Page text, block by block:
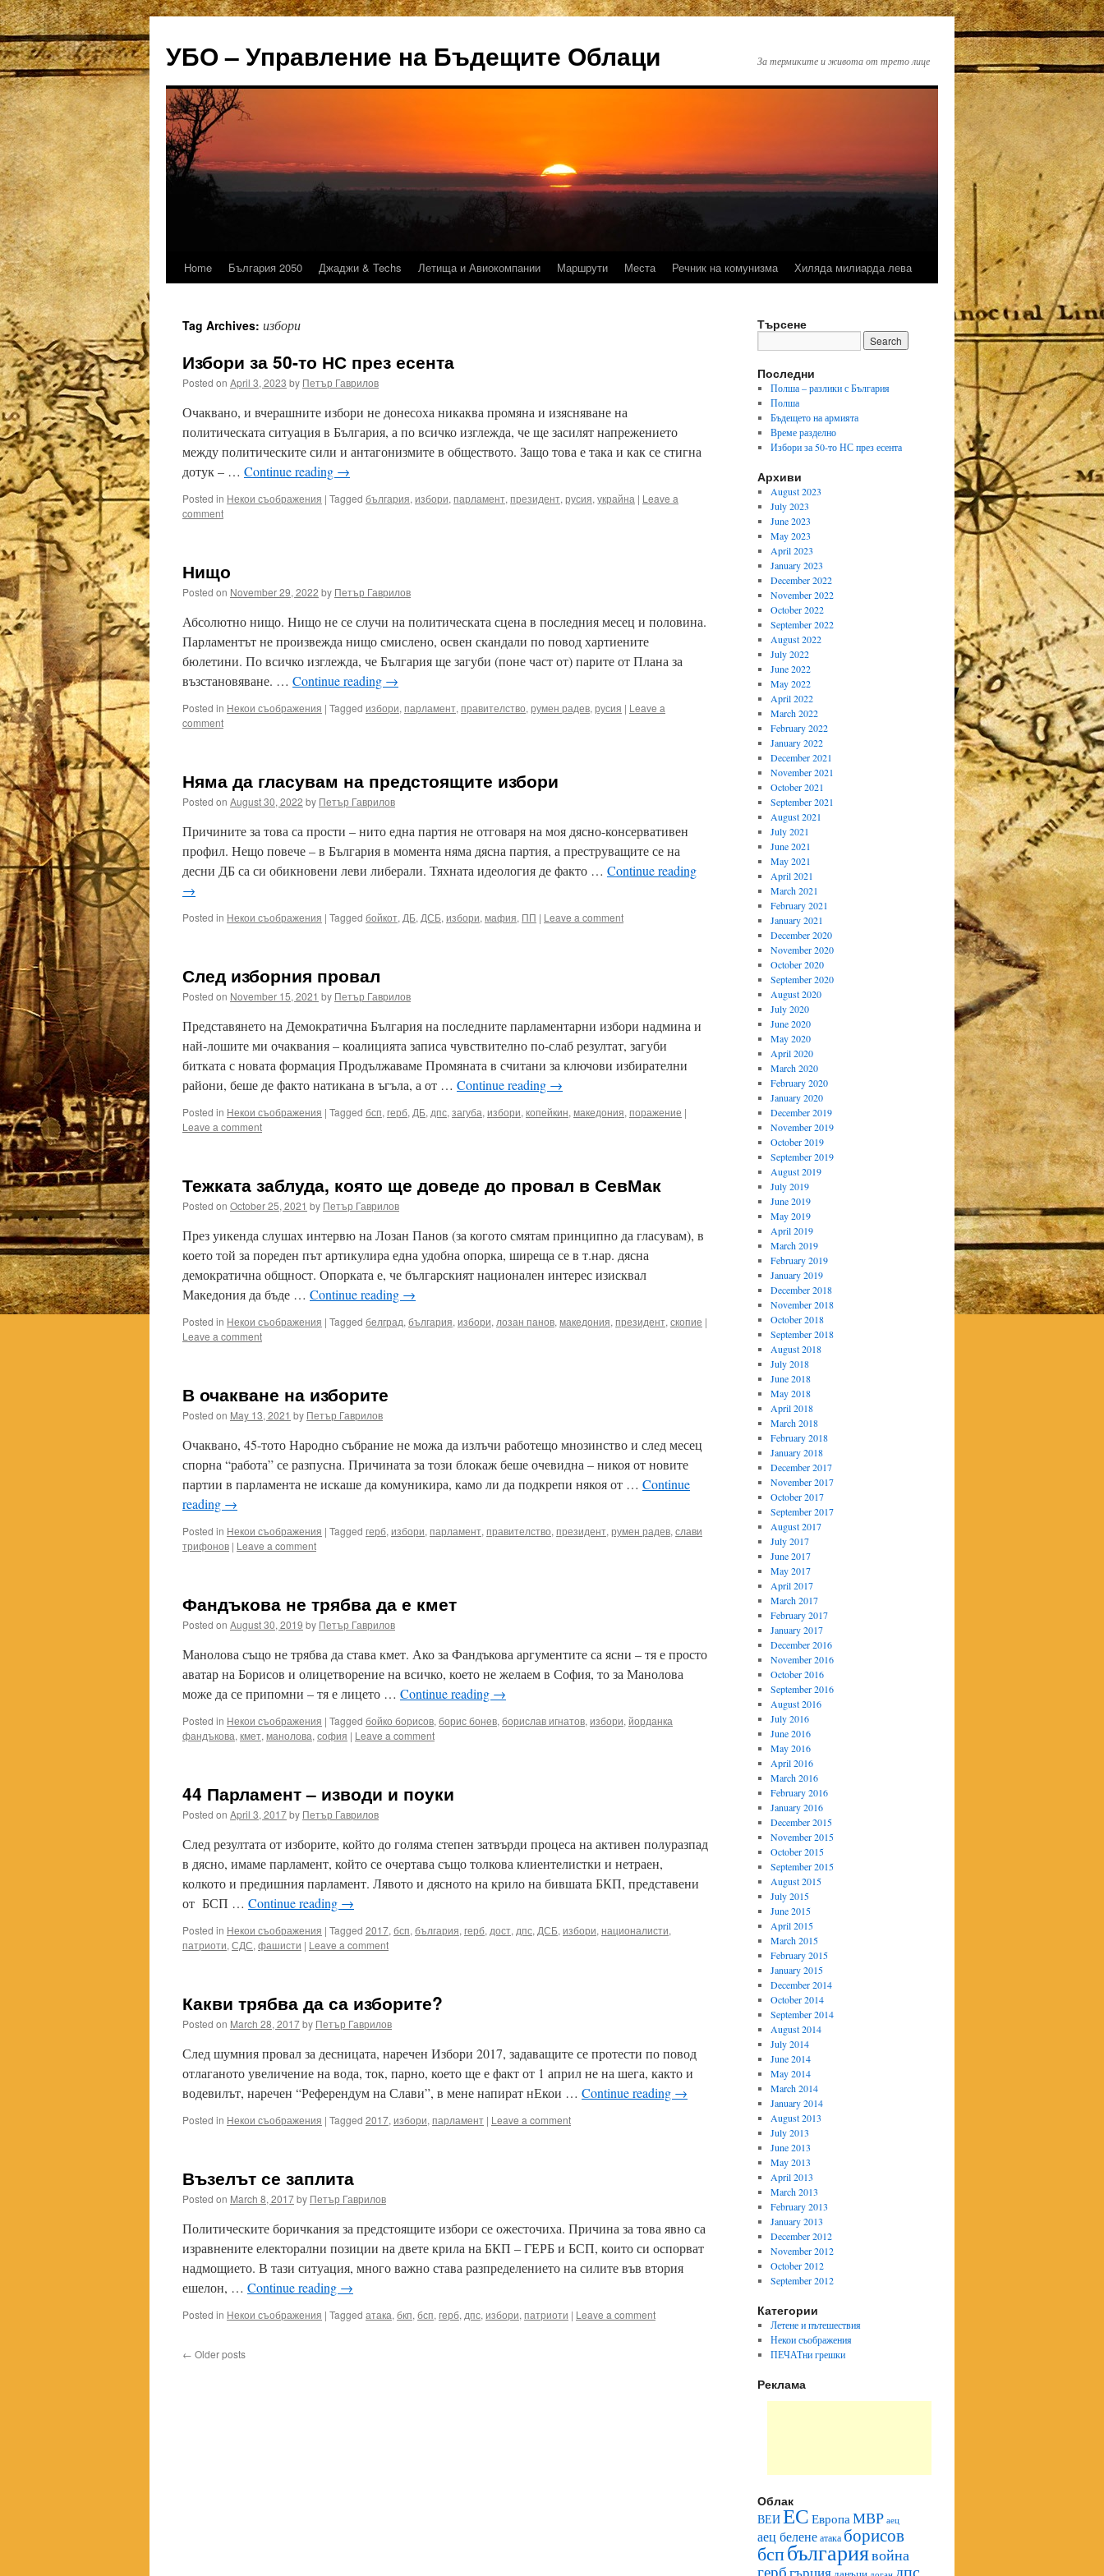
УБО – Управление на Бъдещите Облаци За термиките и живота от трето лице
Skip
content
Home България 2050 Джаджи & Techs Летища и Авиокомпании Маршрути Места Речник на комунизма Хиляда милиарда лева
Tag Archives: избори
Избори за 50-то НС през есента
Posted on April 3, 2023 by Петър Гаврилов
Очаквано, и вчерашните избори не донесоха никаква промяна и изясняване на
политическата ситуация в България, а по всичко изглежда, че ще засилят напрежението
между политическите сили и антагонизмите в обществото. Защо това е така и как се стигна
дотук – … Continue reading →
Posted in Некои съображения | Tagged българия, избори, парламент, президент, русия, украйна | Leave a
comment
Нищо
Posted on November 29, 2022 by Петър Гаврилов
Абсолютно нищо. Нищо не се случи на политическата сцена в последния месец и половина.
Парламентът не произвежда нищо смислено, освен скандали по повод хартиените
бюлетини. По всичко изглежда, че България ще загуби (поне част от) парите от Плана за
възстановяване. … Continue reading →
Posted in Некои съображения | Tagged избори, парламент, правителство, румен радев, русия | Leave a
comment
Няма да гласувам на предстоящите избори
Posted on August 30, 2022 by Петър Гаврилов
Причините за това са прости – нито една партия не отговаря на моя дясно-консервативен
профил. Нещо повече – в България в момента няма дясна партия, а преструващите се на
десни ДБ са си обикновени леви либерали. Тяхната идеология де факто … Continue reading
→
Posted in Некои съображения | Tagged бойкот, ДБ, ДСБ, избори, мафия, ПП | Leave a comment
След изборния провал
Posted on November 15, 2021 by Петър Гаврилов
Представянето на Демократична България на последните парламентарни избори надмина и
най-лошите ми очаквания – коалицията записа чувствително по-слаб резултат, загуби
битката с новата формация Продължаваме Промяната в считани за ключови избирателни
райони, беше де факто натикана в ъгъла, а от … Continue reading →
Posted in Некои съображения | Tagged бсп, герб, ДБ, дпс, загуба, избори, копейкин, македония, поражение |
Leave a comment
Тежката заблуда, която ще доведе до провал в СевМак
Posted on October 25, 2021 by Петър Гаврилов
През уикенда слушах интервю на Лозан Панов (за когото смятам принципно да гласувам), в
което той за пореден път артикулира една удобна опорка, ширеща се в т.нар. дясна
демократична общност. Опорката е, че българският национален интерес изисквал
Македония да бъде … Continue reading →
Posted in Некои съображения | Tagged белград, българия, избори, лозан панов, македония, президент, скопие |
Leave a comment
В очакване на изборите
Posted on May 13, 2021 by Петър Гаврилов
Очаквано, 45-тото Народно събрание не можа да излъчи работещо мнозинство и след месец
спорна “работа” се разпусна. Причината за този блокаж беше очевидна – никоя от новите
партии в парламента не искаше да комуникира, камо ли да подкрепи някоя от … Continue
reading →
Posted in Некои съображения | Tagged герб, избори, парламент, правителство, президент, румен радев, слави
трифонов | Leave a comment
Фандъкова не трябва да е кмет
Posted on August 30, 2019 by Петър Гаврилов
Манолова също не трябва да става кмет. Ако за Фандъкова аргументите са ясни – тя е просто
аватар на Борисов и олицетворение на всичко, което не желаем в София, то за Манолова
може да се припомни – тя е лицето … Continue reading →
Posted in Некои съображения | Tagged бойко борисов, борис бонев, борислав игнатов, избори, йорданка
фандъкова, кмет, манолова, софия | Leave a comment
44 Парламент – изводи и поуки
Posted on April 3, 2017by Петър Гаврилов
След резултата от изборите, който до голяма степен затвърди процеса на активен полуразпад
в дясно, имаме парламент, който се очертава също толкова клиентелистки и нетраен,
колкото и предишния парламент. Лявото и дясното на крило на бившата БКП, представени
от БСП … Continue reading →
Posted in Некои съображения | Tagged 2017, бсп, българия, герб, дост, дпс, ДСБ, избори, националисти,
патриоти, СДС, фашисти | Leave a comment
Какви трябва да са изборите?
Posted on March 28, 2017by Петър Гаврилов
След шумния провал за десницата, наречен Избори 2017, задаващите се протести по повод
отлаганото увеличение на вода, ток, парно, което ще е факт от 1 април не на шега, както и
водевилът, наречен “Референдум на Слави”, в мене напират нЕкои … Continue reading →
Posted in Некои съображения | Tagged 2017, избори, парламент | Leave a comment
Възелът се заплита
Posted on March 8, 2017by Петър Гаврилов
Политическите боричкания за предстоящите избори се ожесточиха. Причина за това явно са
изравнените електорални позиции на двете крила на БКП – ГЕРБ и БСП, които си оспорват
надмощието. В тази ситуация, много важно става разпределението на силите във втория
ешелон, … Continue reading →
Posted in Некои съображения | Tagged атака, бкп, бсп, герб, дпс, избори, патриоти | Leave a comment
← Older posts
Търсене
Последни
Полша – разлики с България
Полша
Бъдещето на армията
Време разделно
Избори за 50-то НС през есента
Архиви
August 2023
July 2023
June 2023
May 2023
April 2023
January 2023
December 2022
November 2022
October 2022
September 2022
August 2022
July 2022
June 2022
May 2022
April 2022
March 2022
February 2022
January 2022
December 2021
November 2021
October 2021
September 2021
August 2021
July 2021
June 2021
May 2021
April 2021
March 2021
February 2021
January 2021
December 2020
November 2020
October 2020
September 2020
August 2020
July 2020
June 2020
May 2020
April 2020
March 2020
February 2020
January 2020
December 2019
November 2019
October 2019
September 2019
August 2019
July 2019
June 2019
May 2019
April 2019
March 2019
February 2019
January 2019
December 2018
November 2018
October 2018
September 2018
August 2018
July 2018
June 2018
May 2018
April 2018
March 2018
February 2018
January 2018
December 2017
November 2017
October 2017
September 2017
August 2017
July 2017
June 2017
May 2017
April 2017
March 2017
February 2017
January 2017
December 2016
November 2016
October 2016
September 2016
August 2016
July 2016
June 2016
May 2016
April 2016
March 2016
February 2016
January 2016
December 2015
November 2015
October 2015
September 2015
August 2015
July 2015
June 2015
April 2015
March 2015
February 2015
January 2015
December 2014
October 2014
September 2014
August 2014
July 2014
June 2014
May 2014
March 2014
January 2014
August 2013
July 2013
June 2013
May 2013
April 2013
March 2013
February 2013
January 2013
December 2012
November 2012
October 2012
September 2012
Категории
Летене и пътешествия
Некои съображения
ПЕЧАТни грешки
Реклама
Облак
ВЕИЕС ЕвропаМВР аец
аец беленеатака борисов
бспбългариявойна
герб дпс